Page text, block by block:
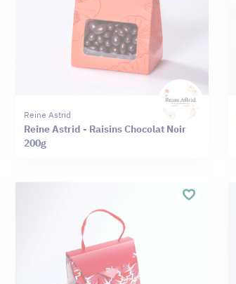
Reine Astrid
Reine Astrid - Raisins Chocolat Noir
200g